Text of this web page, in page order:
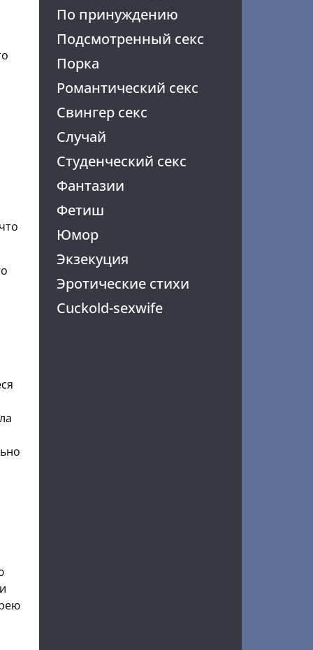
По принуждению
Подсмотренный секс
Порка
Романтический секс
Свингер секс
Случай
Студенческий секс
Фантазии
Фетиш
Юмор
Экзекуция
Эротические стихи
Cuckold-sexwife